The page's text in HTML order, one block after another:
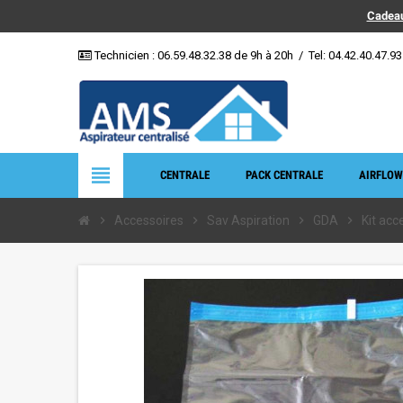
Technicien : 06.59.48.32.38 de 9h à 20h / Tel: 04.42.40.47.93
view_headline CENTRALE PACK CENTRALE AIRFLOW
chevron_right Accessoires chevron_right Sav Aspiration chevron_right GDA chevron_right Kit